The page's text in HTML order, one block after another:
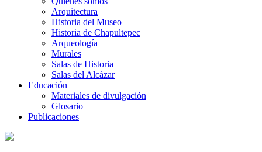
Arquitectura
Historia del Museo
Historia de Chapultepec
Arqueología
Murales
Salas de Historia
Salas del Alcázar
Educación
Materiales de divulgación
Glosario
Publicaciones